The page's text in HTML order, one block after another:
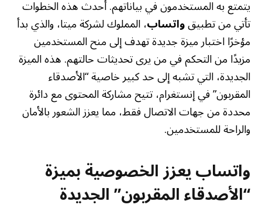
يتمتع به المستخدمون في بياناتهم. أحدث هذه الخطوات
تأتي من تطبيقواتساب، المملوك لشركة ميتا، والذي بدأ
مؤخرًا اختبار ميزة جديدة تهدف إلى منح المستخدمين
مزيدًا من التحكم في من يرى تحديثات حالتهم. هذه الميزة
الجديدة، التي تشبه إلى حد كبير خاصية “الأصدقاء
المقربون” في إنستغرام، تتيح مشاركة المحتوى مع دائرة
محددة من جهات الاتصال فقط، مما يعزز الشعور بالأمان
والراحة للمستخدمين.
واتساب يعزز الخصوصية بميزة
“الأصدقاء المقربون” الجديدة